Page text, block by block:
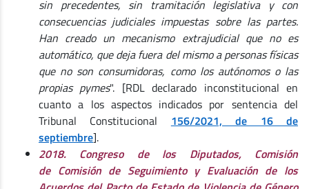
sin precedentes, sin tramitación legislativa y con
consecuencias judiciales impuestas sobre las partes.
Han creado un mecanismo extrajudicial que no es
automático, que deja fuera del mismo a personas físicas
que no son consumidoras, como los autónomos o las
propias pymes". [RDL declarado inconstitucional en
cuanto a los aspectos indicados por sentencia del
Tribunal Constitucional 156/2021, de 16 de
septiembre].
2018. Congreso de los Diputados, Comisión
de Comisión de Seguimiento y Evaluación de los